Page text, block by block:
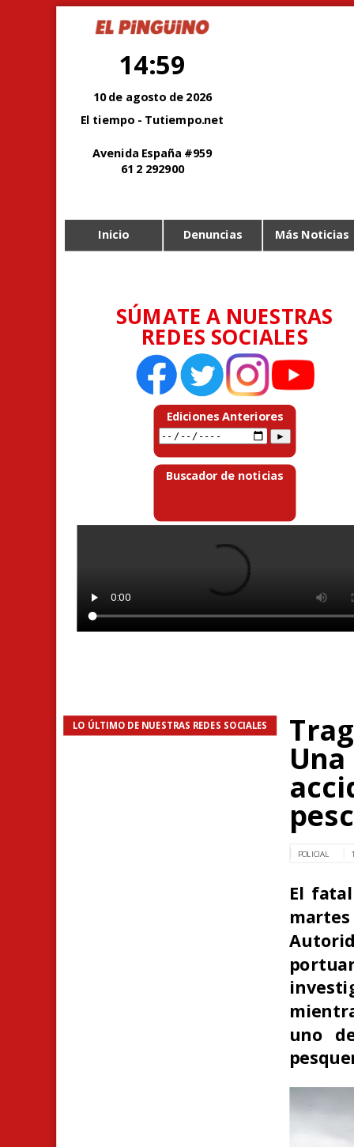
14:59
10 de agosto de 2026
El tiempo - Tutiempo.net
Avenida España #959
61 2 292900
Inicio Denuncias Más Noticias
SÚMATE A NUESTRAS
REDES SOCIALES
Ediciones Anteriores
Buscador de noticias
LO ÚLTIMO DE NUESTRAS REDES SOCIALES
POLICIAL
El
uno